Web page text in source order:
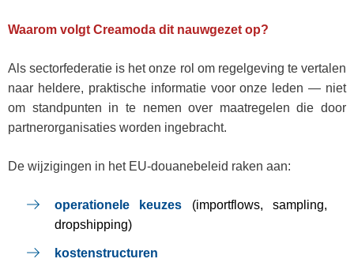
Waarom volgt Creamoda dit nauwgezet op?
Als sectorfederatie is het onze rol om regelgeving te vertalen
naar heldere, praktische informatie voor onze leden — niet
om standpunten in te nemen over maatregelen die door
partnerorganisaties worden ingebracht.
De wijzigingen in het EU‑douanebeleid raken aan:
operationele keuzes
(importflows, sampling,
dropshipping)
kostenstructuren